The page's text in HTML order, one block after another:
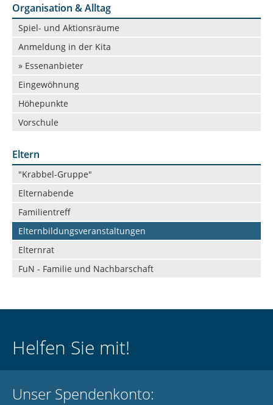
Organisation & Alltag
Navigation
überspringen
Spiel- und Aktionsräume
Anmeldung in der Kita
» Essenanbieter
Eingewöhnung
Höhepunkte
Vorschule
Eltern
Navigation
überspringen
"Krabbel-Gruppe"
Elternabende
Familientreff
Elternbildungsveranstaltungen
Elternrat
FuN - Familie und Nachbarschaft
Helfen Sie mit!
Unser Spendenkonto: